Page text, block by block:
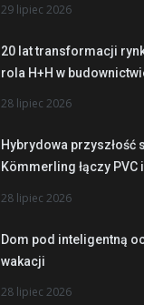
29 lipiec 2026
20 lat transformacji
rola H+H w
28 lipiec 2026
Hybrydowa przyszłość
Kömmerling łączy PVC
28 lipiec 2026
Dom pod inteligentną
wakacji
28 lipiec 2026